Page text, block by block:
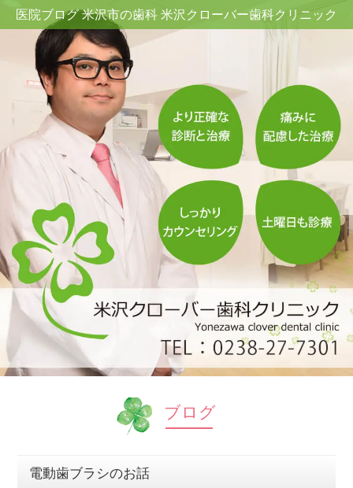
医院ブログ 米沢市の歯科 米沢クローバー歯科クリニック
ブログ
電動歯ブラシのお話